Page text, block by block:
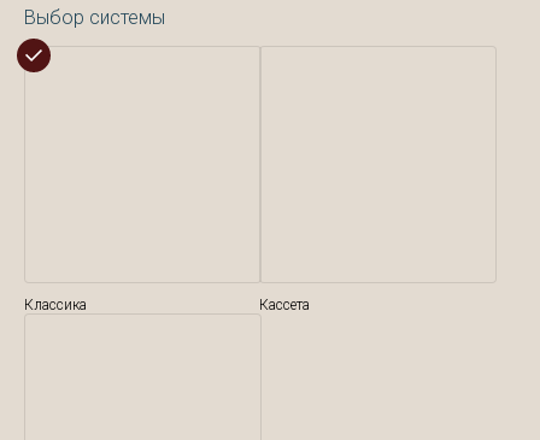
Выбор системы
Классика Кассета